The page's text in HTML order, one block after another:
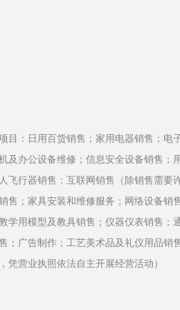
目：日用百货销售；家用电器销售；电
及办公设备维修；信息安全设备销售；
飞行器销售；互联网销售（除销售需要
售；家具安装和维修服务；网络设备销
学用模型及教具销售；仪器仪表销售；
；广告制作；工艺美术品及礼仪用品销
凭营业执照依法自主开展经营活动）